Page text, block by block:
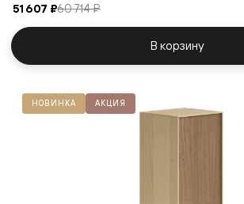
51 607 ₽60 714 ₽
В корзину
НОВИНКА АКЦИЯ